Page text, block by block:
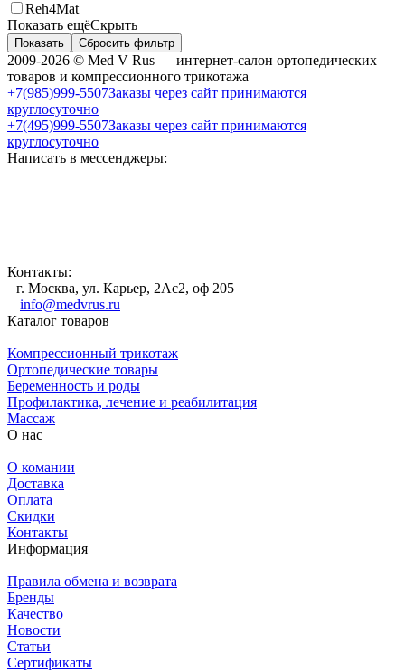
Reh4Mat
Показать ещёСкрыть
Показать Сбросить фильтр
2009-2026 © Med V Rus — интернет-салон ортопедических
товаров и компрессионного трикотажа
+7(985)999-5507Заказы через сайт принимаются
круглосуточно
+7(495)999-5507Заказы через сайт принимаются
круглосуточно
Написать в мессенджеры:
Контакты:
г. Москва, ул. Карьер, 2Ас2, оф 205
info@medvrus.ru
Каталог товаров
Компрессионный трикотаж
Ортопедические товары
Беременность и роды
Профилактика, лечение и реабилитация
Массаж
О нас
О комании
Доставка
Оплата
Скидки
Контакты
Информация
Правила обмена и возврата
Бренды
Качество
Новости
Статьи
Сертификаты